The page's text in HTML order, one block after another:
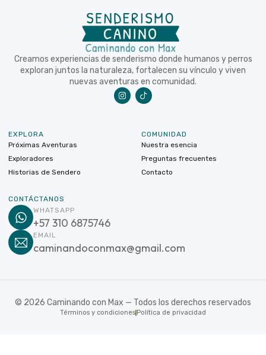
Creamos experiencias de senderismo donde humanos y perros
exploran juntos la naturaleza, fortalecen su vínculo y viven
nuevas aventuras en comunidad.
EXPLORA
Próximas Aventuras
Exploradores
Historias de Sendero
COMUNIDAD
Nuestra esencia
Preguntas frecuentes
Contacto
CONTÁCTANOS
WHATSAPP
+57 310 6875746
EMAIL
caminandoconmax@gmail.com
© 2026 Caminando con Max — Todos los derechos reservados
Términos y condiciones Política de privacidad